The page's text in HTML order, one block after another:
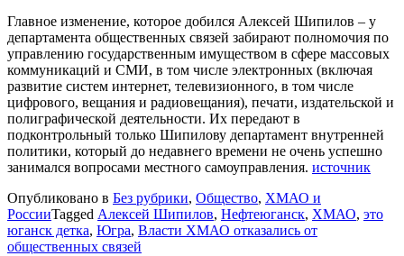
Главное изменение, которое добился Алексей Шипилов – у
департамента общественных связей забирают полномочия по
управлению государственным имуществом в сфере массовых
коммуникаций и СМИ, в том числе электронных (включая
развитие систем интернет, телевизионного, в том числе
цифрового, вещания и радиовещания), печати, издательской и
полиграфической деятельности. Их передают в
подконтрольный только Шипилову департамент внутренней
политики, который до недавнего времени не очень успешно
занимался вопросами местного самоуправления. источник
Опубликовано в Без рубрики, Общество, ХМАО и
РоссииTagged Алексей Шипилов, Нефтеюганск, ХМАО, это
юганск детка, Югра, ‌‌Власти ХМАО отказались от
общественных связей